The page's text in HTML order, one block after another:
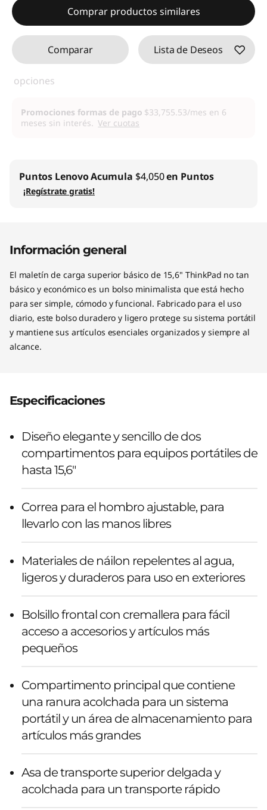
Comprar productos similares
Comparar Lista de Deseos
opciones
Promociones formas de pago $33,755.53/mes en 6
meses sin interés.
Ver cuotas
Puntos LenovoAcumula $4,050en Puntos
¡Regístrate gratis!
Información general
El maletín de carga superior básico de 15,6" ThinkPad no tan
básico y económico es un bolso minimalista que está hecho
para ser simple, cómodo y funcional. Fabricado para el uso
diario, este bolso duradero y ligero protege su sistema portátil
y mantiene sus artículos esenciales organizados y siempre al
alcance.
Especificaciones
Diseño elegante y sencillo de dos
compartimentos para equipos portátiles de
hasta 15,6"
Correa para el hombro ajustable, para
llevarlo con las manos libres
Materiales de náilon repelentes al agua,
ligeros y duraderos para uso en exteriores
Bolsillo frontal con cremallera para fácil
acceso a accesorios y artículos más
pequeños
Compartimento principal que contiene
una ranura acolchada para un sistema
portátil y un área de almacenamiento para
artículos más grandes
Asa de transporte superior delgada y
acolchada para un transporte rápido